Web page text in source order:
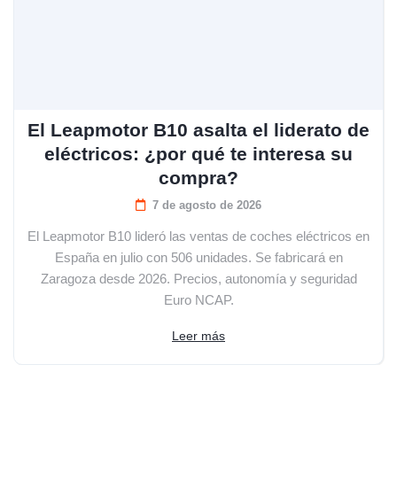
El Leapmotor B10 asalta el liderato de
eléctricos: ¿por qué te interesa su
compra?
7 de agosto de 2026
El Leapmotor B10 lideró las ventas de coches eléctricos en
España en julio con 506 unidades. Se fabricará en
Zaragoza desde 2026. Precios, autonomía y seguridad
Euro NCAP.
Leer más